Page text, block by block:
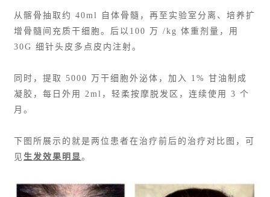
从髂骨抽取约 40ml 自体骨髓，再至实验室分离、培养扩
增骨髓间充质干细胞。后以100 万 /kg 体重剂量，用
30G 细针头皮多点皮内注射。
同时，提取 5000 万干细胞外泌体，加入 1% 甘油制成
凝胶，每日外用 2ml，轻柔按摩脱发区，连续使用 3 个
月。
下图所展示的就是两位患者在治疗前后的治疗对比图，可
见生发效果明显。